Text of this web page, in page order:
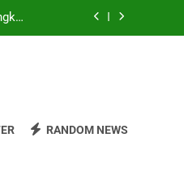
RANDOM NEWS